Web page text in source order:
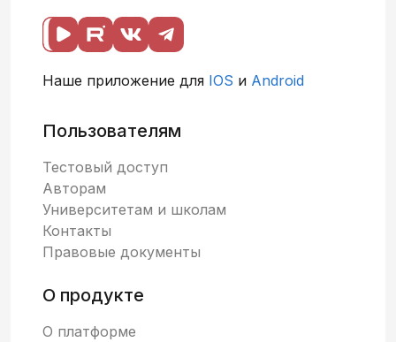
Наше приложение для IOS и Android
Пользователям
Тестовый доступ
Авторам
Университетам и школам
Контакты
Правовые документы
О продукте
О платформе